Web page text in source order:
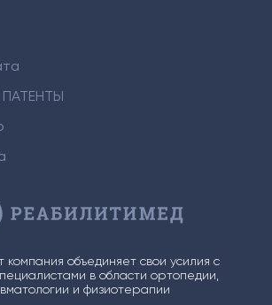
компания объединяет свои усилия с
в области ортопедии,
и физиотерапии